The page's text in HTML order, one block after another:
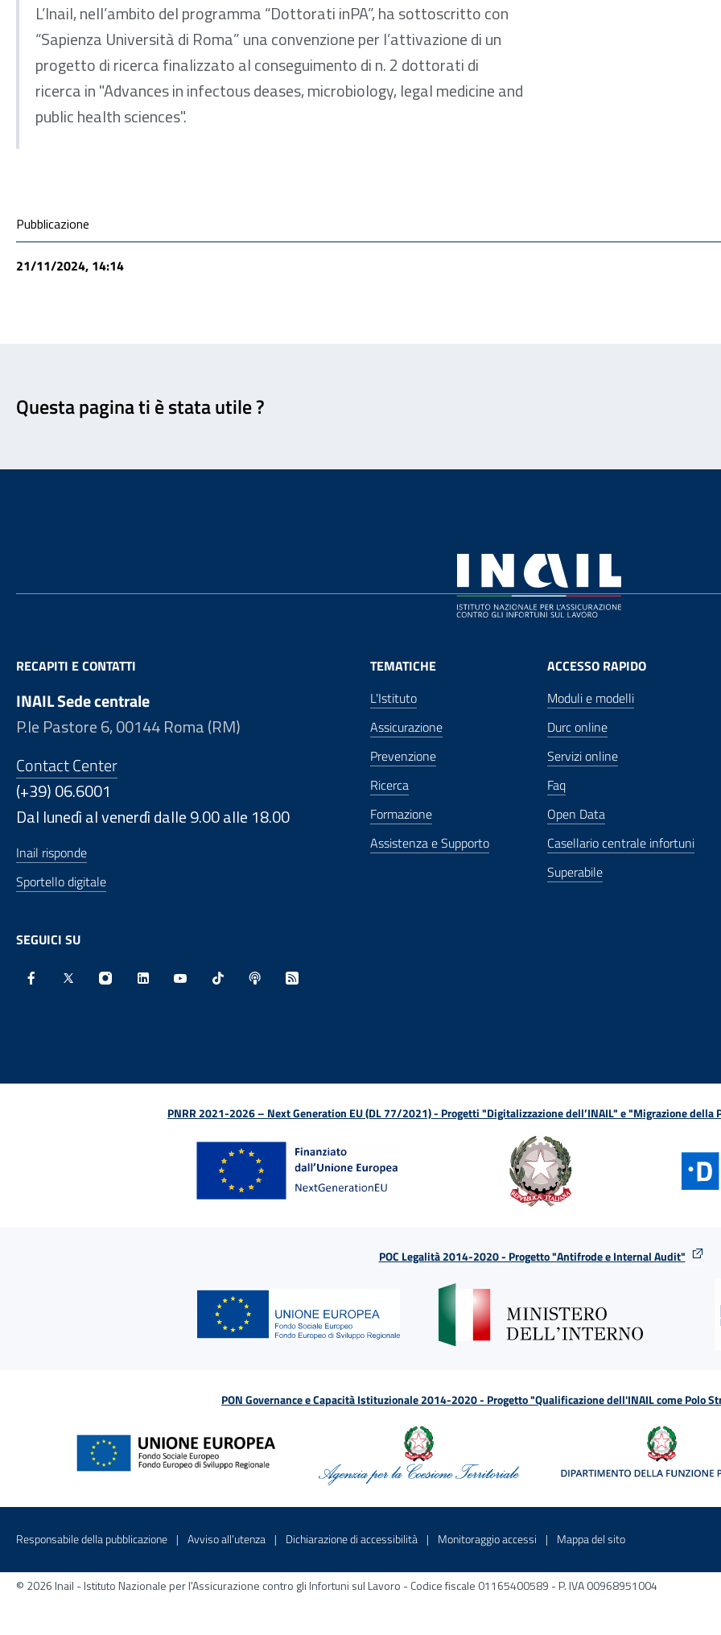
L’Inail, nell’ambito del programma “Dottorati inPA”, ha sottoscritto con
“Sapienza Università di Roma” una convenzione per l’attivazione di un
progetto di ricerca finalizzato al conseguimento di n. 2 dottorati di
ricerca in "Advances in infectous deases, microbiology, legal medicine and
public health sciences".
Condivisione social
Pubblicazione
21/11/2024, 14:14
Questa pagina ti è stata utile ?
RECAPITI E CONTATTI
INAIL Sede centrale
P.le Pastore 6, 00144 Roma (RM)
Contact Center
(+39) 06.6001
Dal lunedì al venerdì dalle 9.00 alle 18.00
Inail risponde
Sportello digitale
SEGUICI SU
TEMATICHE
L'Istituto
Assicurazione
Prevenzione
Ricerca
Formazione
Assistenza e Supporto
ACCESSO RAPIDO
Moduli e modelli
Durc online
Servizi online
Faq
Open Data
Casellario centrale infortuni
Superabile
PNRR 2021-2026 – Next Generation EU (DL 77/2021) - Progetti "Digitalizzazione dell’INAIL" e "Migrazione della
POC Legalità 2014-2020 - Progetto "Antifrode e Internal Audit"
PON Governance e Capacità Istituzionale 2014-2020 - Progetto "Qualificazione dell'INAIL come Polo
Menu di servizio
Responsabile della pubblicazione Sito interno - Apre in una nuova finestra
Avviso all’utenza Sito interno - Apre in una nuova finestra
Dichiarazione di accessibilità Sito interno - Apre in una nuova finestra
Monitoraggio accessi Sito interno - Apre in una nuova
Mappa del sitoSito interno - Apre
© 2026 Inail - Istituto Nazionale per l'Assicurazione contro gli Infortuni sul Lavoro - Codice fiscale 01165400589 - P. IVA 00968951004